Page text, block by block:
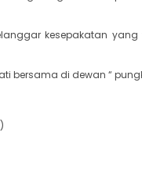
kesepakatan
bersama di dewan “